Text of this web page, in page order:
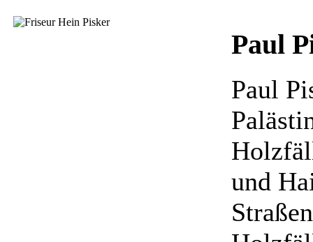
Paul
Paul
und